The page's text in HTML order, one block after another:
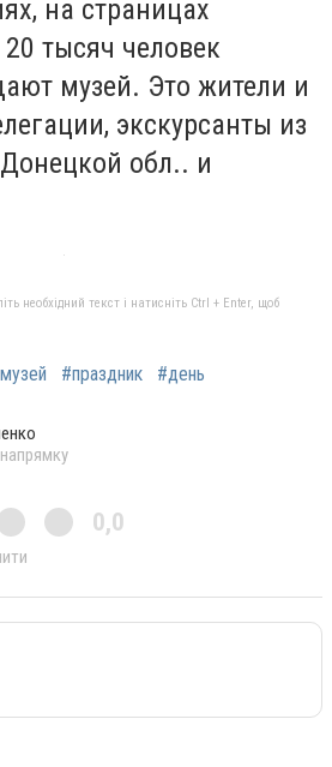
на страницах
тысяч человек
музей. Это жители и
экскурсанты из
обл.. и
необхідний текст і натисніть Ctrl + Enter, щоб
#праздник #день
0,0